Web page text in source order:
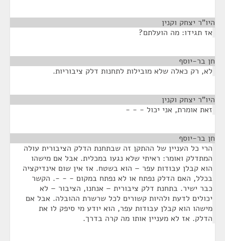
היו"ר יצחק וקנין
אז תגידו: מה הועלתם?
חן בר-יוסף
לא, רק כאלה שלא מובילות לתחנות דלק ציבוריות.
היו"ר יצחק וקנין
זאת אומרת, אני יכול - - -
חן בר-יוסף
הרי כל העניין של ההתקן זה שבתחנת הדלק הציבורית עולה
המתדלק ואומר: ראיתי שלא נגעו במכלית. אבל אם מישהו
הוא קבלן עבודות עפר – הוא בשטח. אז אין שום אינדיקציה
בכלל, האם הדלק נפתח או לא נפתח במקום - - -. הקשר
כבר ישיר. בתחנת דלק ציבורית – אנחנו, הציבור – לא
יכולים לדעת ולהיות קשורים לכל שרשרת ההובלה. אבל אם
מישהו הוא קבלן עבודות עפר, הוא יודע מי סיפק לו את
הדלק. אז לא מעניין אותו מה קרה בדרך.